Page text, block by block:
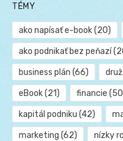
TÉMY
ako napísať e-book(20)
ako podnikať bez peňazí
business plán (66)
eBook(21) financie
kapitál podniku (42)
marketing (62) nízky